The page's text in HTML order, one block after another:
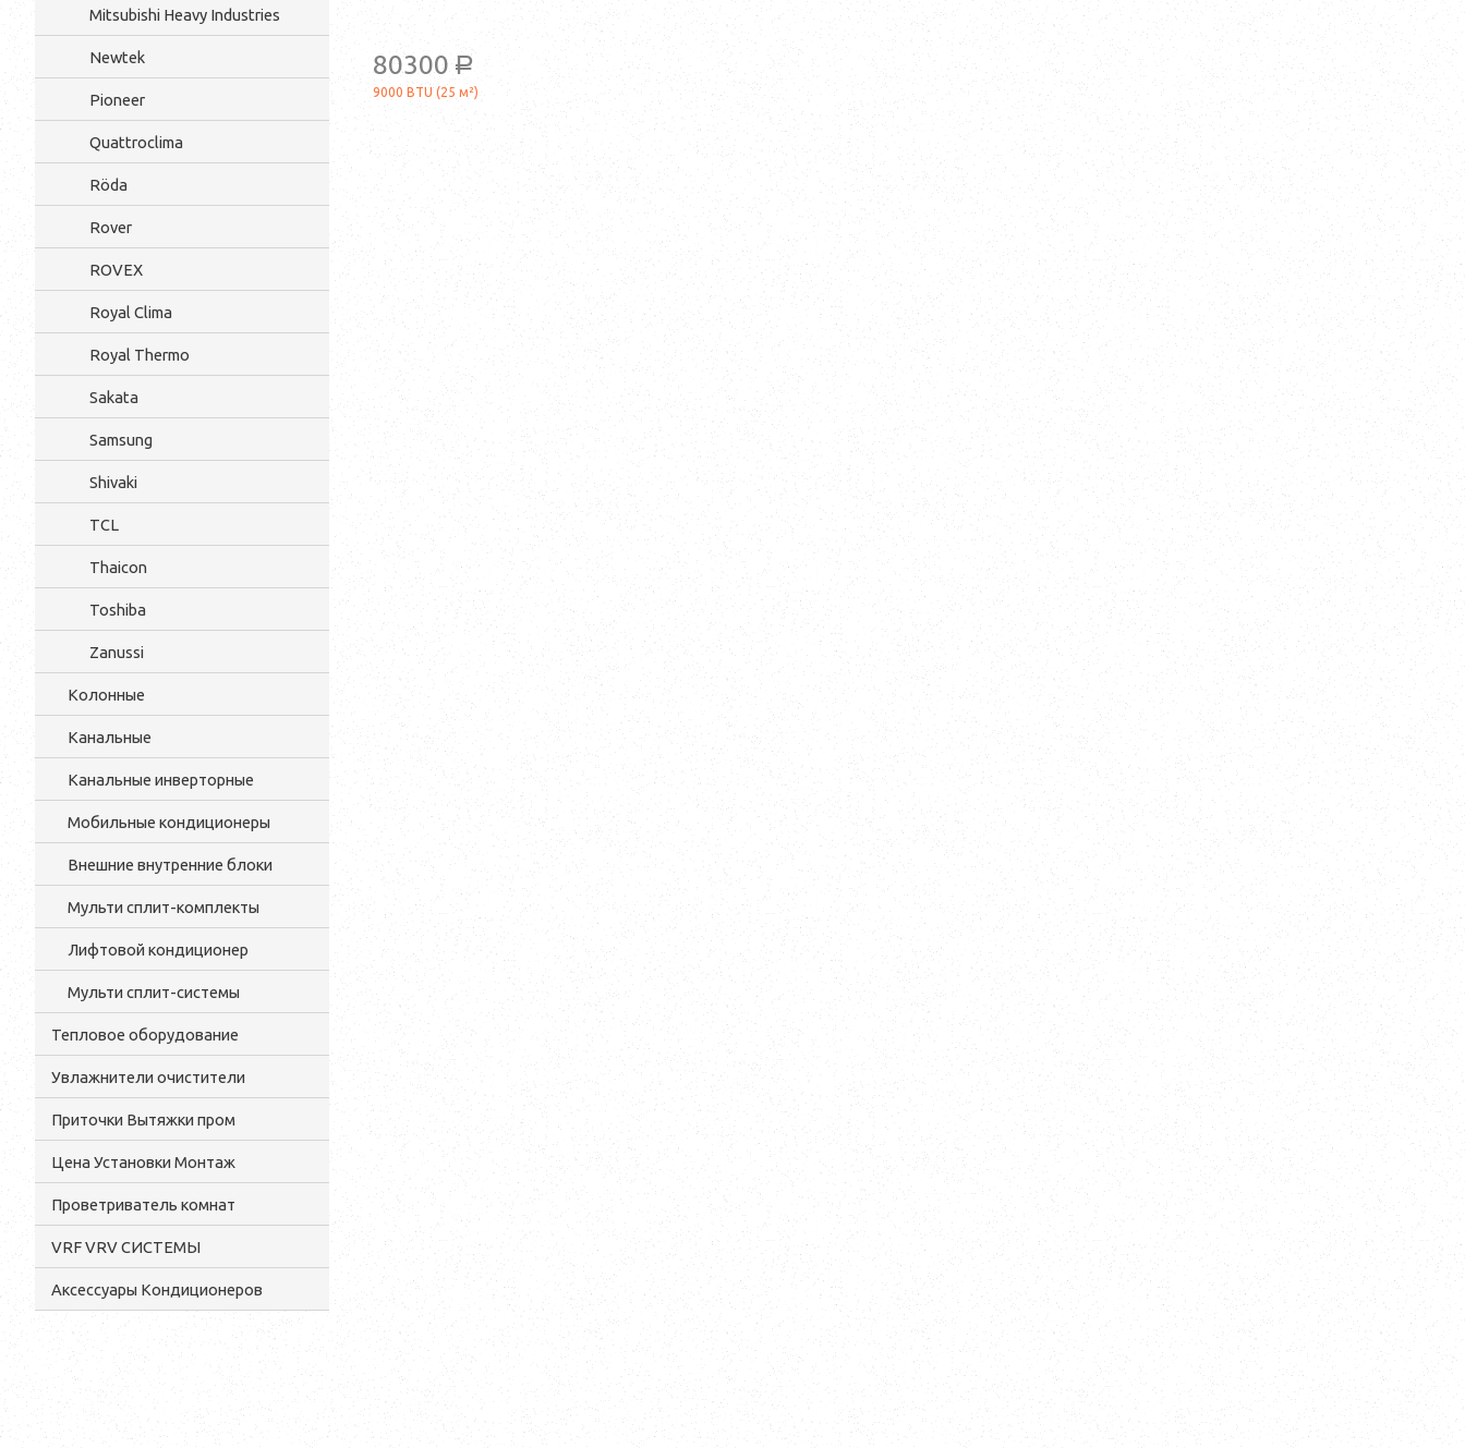
Mitsubishi Heavy Industries
Newtek
Pioneer
Quattroclima
Röda
Rover
ROVEX
Royal Clima
Royal Thermo
Sakata
Samsung
Shivaki
TCL
Thaicon
Toshiba
Zanussi
Колонные
Канальные
Канальные инверторные
Мобильные кондиционеры
Внешние внутренние блоки
Мульти cплит-комплекты
Лифтовой кондиционер
Мульти сплит-системы
Тепловое оборудование
Увлажнители очистители
Приточки Вытяжки пром
Цена Установки Монтаж
Проветриватель комнат
VRF VRV СИСТЕМЫ
Аксессуары Кондиционеров
80300 a
9000 BTU (25 м²)